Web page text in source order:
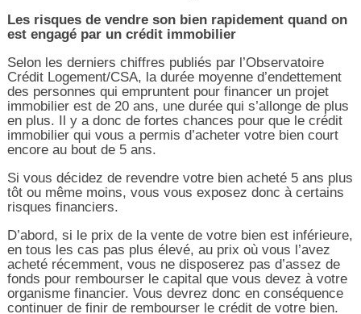
Les risques de vendre son bien rapidement quand on
est engagé par un crédit immobilier
Selon les derniers chiffres publiés par l’Observatoire
Crédit Logement/CSA, la durée moyenne d’endettement
des personnes qui empruntent pour financer un projet
immobilier est de 20 ans, une durée qui s’allonge de plus
en plus. Il y a donc de fortes chances pour que le crédit
immobilier qui vous a permis d’acheter votre bien court
encore au bout de 5 ans.
Si vous décidez de revendre votre bien acheté 5 ans plus
tôt ou même moins, vous vous exposez donc à certains
risques financiers.
D’abord, si le prix de la vente de votre bien est inférieure,
en tous les cas pas plus élevé, au prix où vous l’avez
acheté récemment, vous ne disposerez pas d’assez de
fonds pour rembourser le capital que vous devez à votre
organisme financier. Vous devrez donc en conséquence
continuer de finir de rembourser le crédit de votre bien.